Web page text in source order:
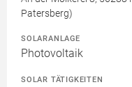
Patersberg)
SOLARANLAGE
Photovoltaik
SOLAR TÄTIGKEITEN